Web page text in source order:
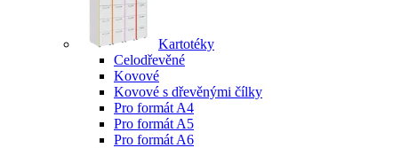
Kartotéky
Celodřevěné
Kovové
Kovové s dřevěnými čílky
Pro formát A4
Pro formát A5
Pro formát A6